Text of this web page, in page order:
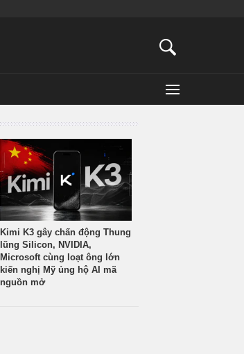
Kimi K3 gây chấn động Thung
lũng Silicon, NVIDIA,
Microsoft cùng loạt ông lớn
kiến nghị Mỹ ủng hộ AI mã
nguồn mở